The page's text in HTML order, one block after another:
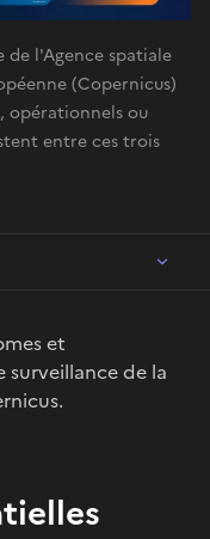
de l'Agence spatiale
(Copernicus)
opérationnels ou
entre ces trois
et
de la